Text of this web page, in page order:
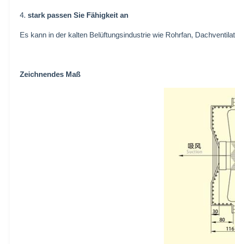
4. stark passen Sie Fähigkeit an
Es kann in der kalten Belüftungsindustrie wie Rohrfan,
Zeichnendes Maß